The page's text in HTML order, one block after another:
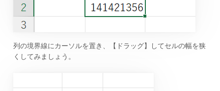
列の境界線にカーソルを置き、【ドラッグ】してセルの幅を狭
くしてみましょう。